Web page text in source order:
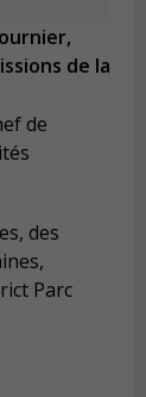
de la
de
des
Parc